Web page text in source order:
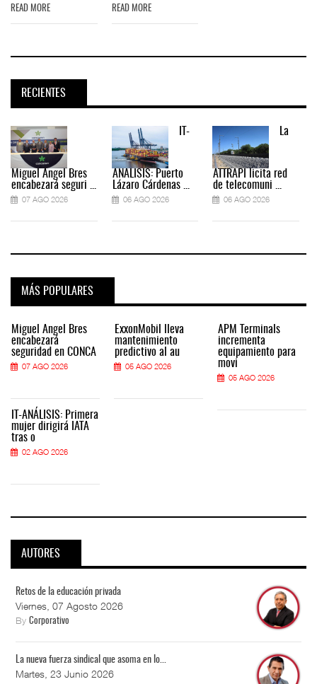
READ MORE READ MORE
RECIENTES
Miguel Ángel Bres
encabezará seguri ...
07 AGO 2026
IT-
ANÁLISIS: Puerto
Lázaro Cárdenas ...
06 AGO 2026
La
ATTRAPI licita red
de telecomuni ...
06 AGO 2026
MÁS POPULARES
Miguel Ángel Bres
encabezará
seguridad en CONCA
07 AGO 2026
IT-ANÁLISIS: Primera
mujer dirigirá IATA
tras o
02 AGO 2026
ExxonMobil lleva
mantenimiento
predictivo al au
05 AGO 2026
APM Terminals
incrementa
equipamiento para
movi
05 AGO 2026
AUTORES
Retos de la educación privada
Viernes, 07 Agosto 2026
By Corporativo
La nueva fuerza sindical que asoma en lo...
Martes, 23 Junio 2026